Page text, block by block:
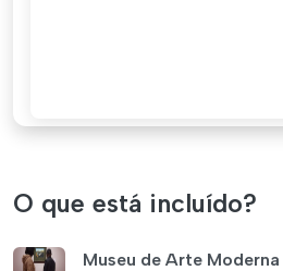
O que está incluído?
Museu de Arte